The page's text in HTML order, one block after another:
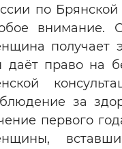
по Брянской
внимание.
получает
даёт право на
за
первого